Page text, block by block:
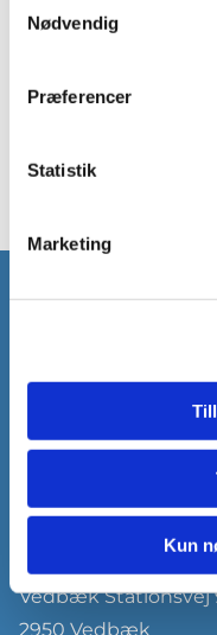
Nødvendig
Præferencer
Statistik
Marketing
Kun
Vedbæk Stationsvej
2950 Vedbæk